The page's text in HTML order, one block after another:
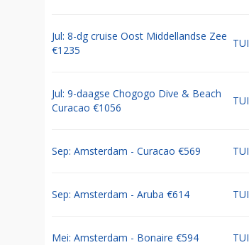
Jul: 8-dg cruise Oost Middellandse Zee
€1235
TUI
Jul: 9-daagse Chogogo Dive & Beach
Curacao €1056
TUI
Sep: Amsterdam - Curacao €569 TUI
Sep: Amsterdam - Aruba €614 TUI
Mei: Amsterdam - Bonaire €594 TUI